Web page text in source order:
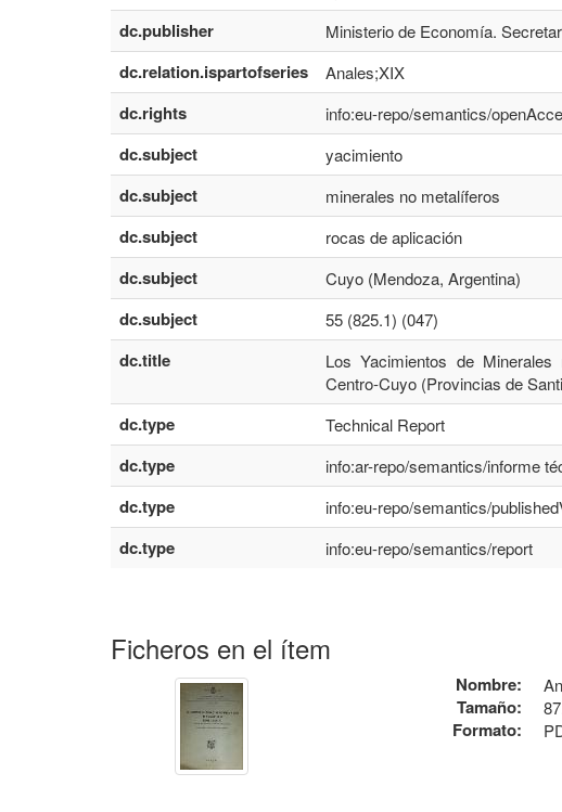
dc.publisher Ministerio de Economía.
dc.relation.ispartofseries Anales;XIX
dc.rights info:eu-repo/semantics/
dc.subject yacimiento
dc.subject minerales no metalíferos
dc.subject rocas de aplicación
dc.subject Cuyo (Mendoza, Argentina)
dc.subject 55 (825.1) (047)
dc.title
Los Yacimientos de
Centro-Cuyo (Provincias de
dc.type Technical Report
dc.type info:ar-repo/semantics/informe
dc.type info:eu-repo/semantics/
dc.type info:eu-repo/semantics/report
Ficheros en el ítem
Nombre:
Tamaño:
Formato: